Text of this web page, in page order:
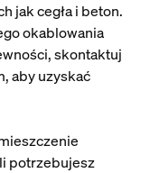
jak cegła i beton.
okablowania
skontaktuj
aby uzyskać
potrzebujesz